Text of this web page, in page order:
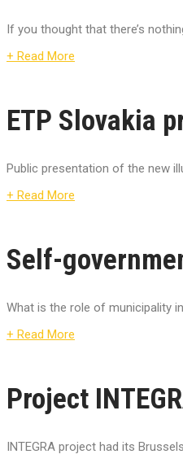
If you thought that there’s
+ Read More
ETP Slovakia
Public presentation of the new
+ Read More
Self-
What is the role of municipality
+ Read More
Project
INTEGRA project had its